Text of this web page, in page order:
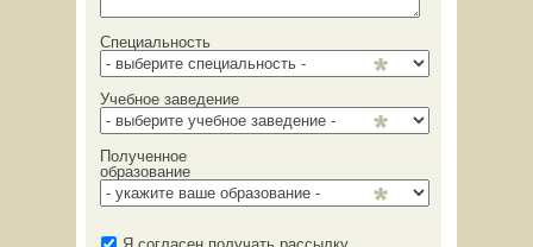
Специальность
Учебное заведение
Полученное
образование